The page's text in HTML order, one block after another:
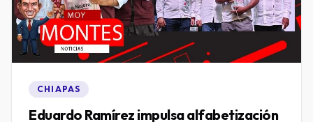
CHIAPAS
Eduardo Ramírez impulsa alfabetización